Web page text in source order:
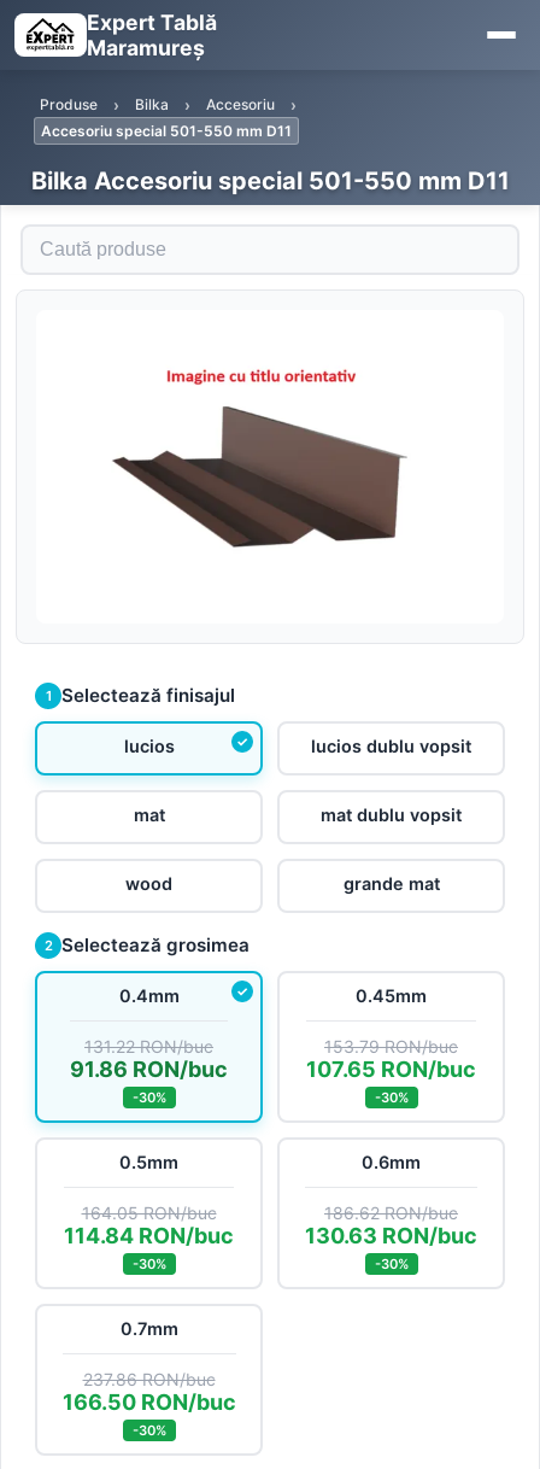
Expert Tablă
Maramureș
Produse Bilka
Accesoriu
Accesoriu special 501-550 mm D11
Bilka Accesoriu special 501-550 mm D11
Caută produse
1 Selectează finisajul
lucios lucios dublu vopsit
mat mat dublu vopsit
wood grande mat
2 Selectează grosimea
0.4mm
131.22 RON/buc
91.86 RON/buc
-30%
0.45mm
153.79 RON/buc
107.65 RON/buc
-30%
0.5mm
164.05 RON/buc
114.84 RON/buc
-30%
0.6mm
186.62 RON/buc
130.63 RON/buc
-30%
0.7mm
237.86 RON/buc
166.50 RON/buc
-30%